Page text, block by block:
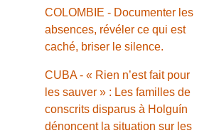
COLOMBIE - Documenter les
absences, révéler ce qui est
caché, briser le silence.
CUBA - « Rien n’est fait pour
les sauver » : Les familles de
conscrits disparus à Holguín
dénoncent la situation sur les